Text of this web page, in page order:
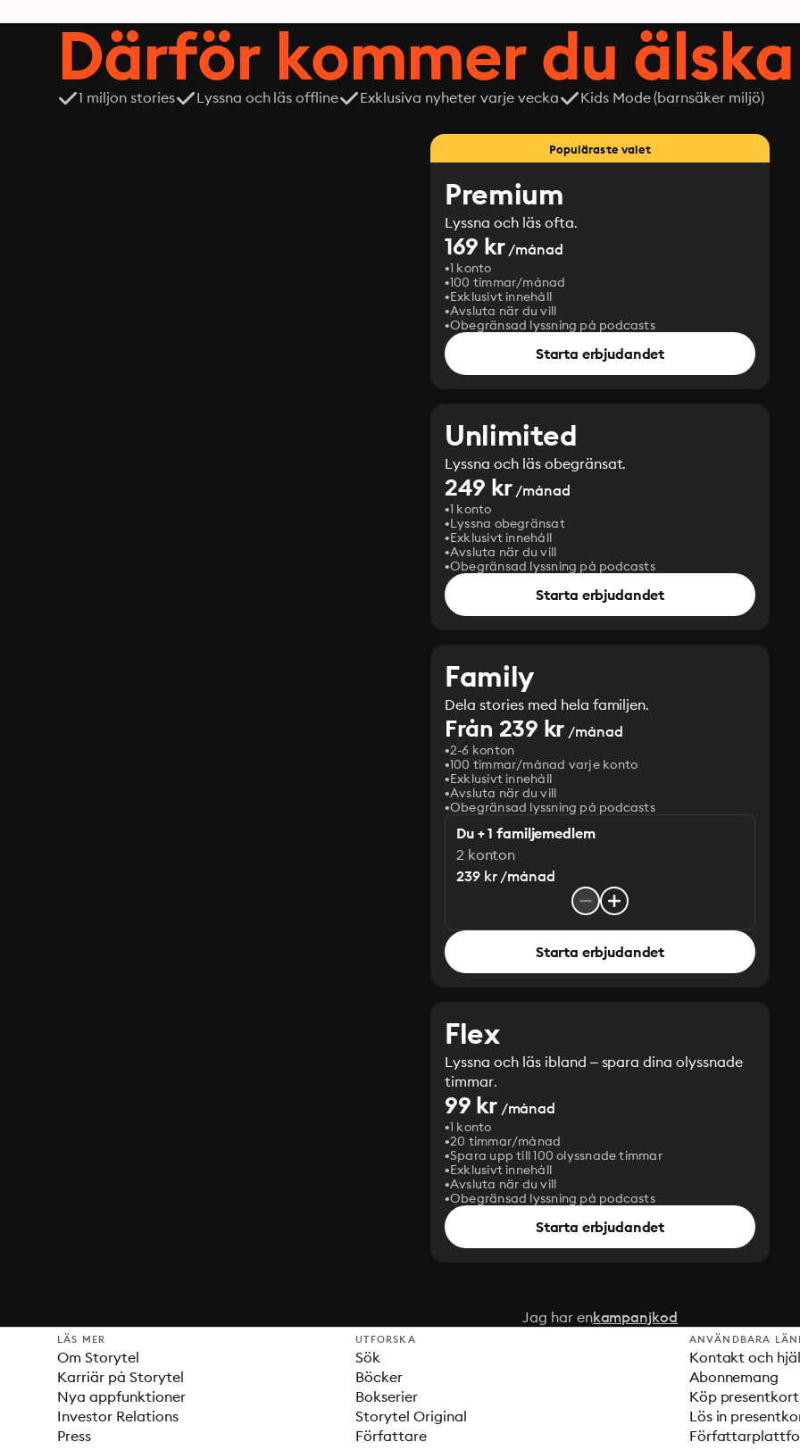
Därför kommer du
1 miljon stories Lyssna och läs offline Exklusiva nyheter varje vecka Kids Mode (barnsäker miljö)
Populäraste valet
Premium
Lyssna och läs ofta.
169 kr/månad
1 konto
100 timmar/månad
Exklusivt innehåll
Avsluta när du vill
Obegränsad lyssning på podcasts
Starta erbjudandet
Unlimited
Lyssna och läs obegränsat.
249 kr/månad
1 konto
Lyssna obegränsat
Exklusivt innehåll
Avsluta när du vill
Obegränsad lyssning på podcasts
Starta erbjudandet
Family
Dela stories med hela familjen.
Från 239 kr /månad
2-6 konton
100 timmar/månad varje konto
Exklusivt innehåll
Avsluta när du vill
Obegränsad lyssning på podcasts
Du + 1 familjemedlem
2 konton
239 kr /månad
Starta erbjudandet
Flex
Lyssna och läs ibland – spara dina olyssnade
timmar.
99 kr/månad
1 konto
20 timmar/månad
Spara upp till 100 olyssnade timmar
Exklusivt innehåll
Avsluta när du vill
Obegränsad lyssning på podcasts
Starta erbjudandet
Jag har enkampanjkod
LÄS MER
Om Storytel
Karriär på Storytel
Nya appfunktioner
Investor Relations
Press
UTFORSKA
Sök
Böcker
Bokserier
Storytel Original
Författare
ANVÄNDBARA
Kontakt och
Abonnemang
Köp presentkort
Lös in